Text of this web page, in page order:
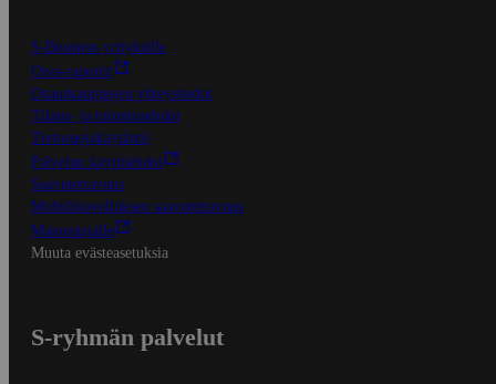
S-Business yrityksille
Oiva-raportit
Osuuskauppojen yhteystiedot
Tilaus- ja toimitusehdot
Tietosuojakäytäntö
Palvelun käyttöehdot
Saavutettavuus
Mobiilisovelluksen saavutettavuus
Mainostajalle
Muuta evästeasetuksia
S-ryhmän palvelut